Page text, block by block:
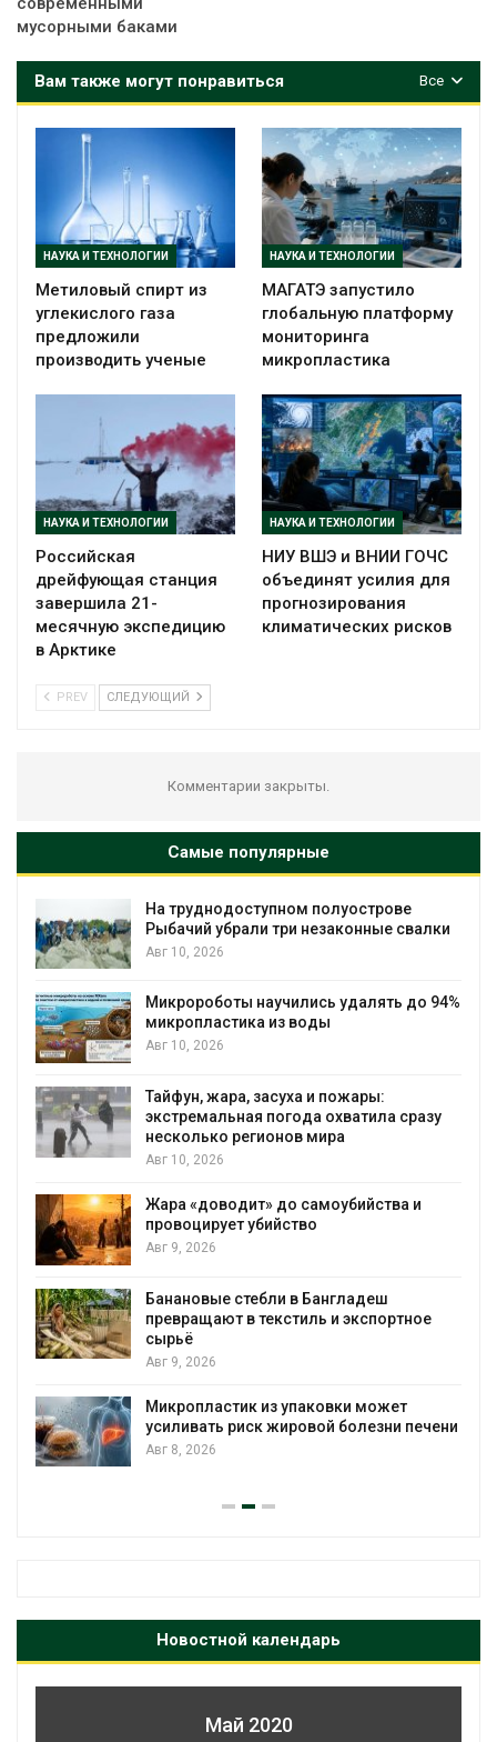
мусорными баками
Все
Вам также могут понравиться
НАУКА И ТЕХНОЛОГИИ
Метиловый спирт из
углекислого газа
предложили
производить ученые
НАУКА И ТЕХНОЛОГИИ
МАГАТЭ запустило
глобальную платформу
мониторинга
микропластика
НАУКА И ТЕХНОЛОГИИ
Российская
дрейфующая станция
завершила 21-
месячную экспедицию
в Арктике
НАУКА И ТЕХНОЛОГИИ
НИУ ВШЭ и ВНИИ ГОЧС
объединят усилия для
прогнозирования
климатических рисков
PREV СЛЕДУЮЩИЙ
Комментарии закрыты.
Самые популярные
На труднодоступном полуострове
Рыбачий убрали три незаконные свалки
Авг 10, 2026
Микророботы научились удалять до 94%
микропластика из воды
Авг 10, 2026
Тайфун, жара, засуха и пожары:
экстремальная погода охватила сразу
несколько регионов мира
Авг 10, 2026
Жара «доводит» до самоубийства и
провоцирует убийство
Авг 9, 2026
Банановые стебли в Бангладеш
превращают в текстиль и экспортное
сырьё
Авг 9, 2026
Микропластик из упаковки может
усиливать риск жировой болезни печени
Авг 8, 2026
Новостной календарь
Май 2020